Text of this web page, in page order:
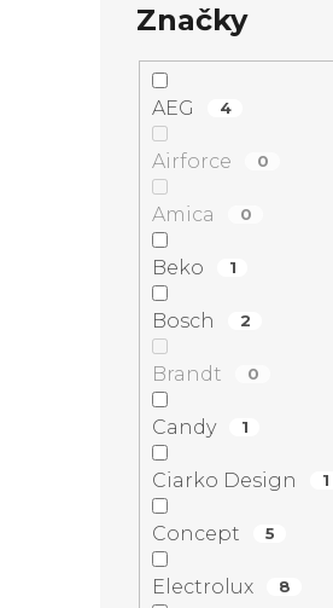
Značky
AEG 4
Airforce 0
Amica 0
Beko 1
Bosch 2
Brandt 0
Candy 1
Ciarko Design 1
Concept 5
Electrolux 8